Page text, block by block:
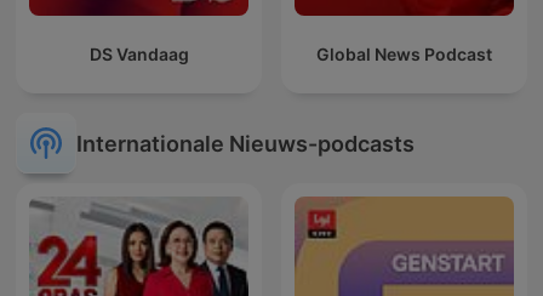
DS Vandaag Global News Podcast
Internationale Nieuws-podcasts